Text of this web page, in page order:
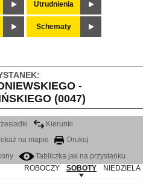
Utrudnienia
Schematy
-
(0047)
Kierunki
na mapie
Drukuj
Tabliczka jak na przystanku
ROBOCZY
SOBOTY
NIEDZIELA